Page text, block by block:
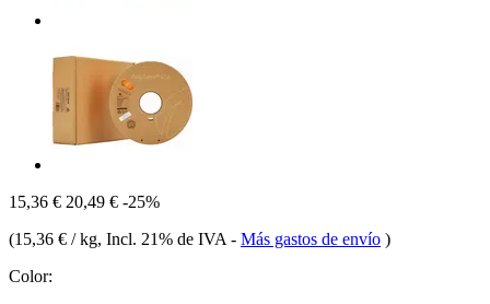
15,36 € 20,49 € -25%
(15,36 € / kg, Incl. 21% de IVA - Más gastos de envío )
Color: